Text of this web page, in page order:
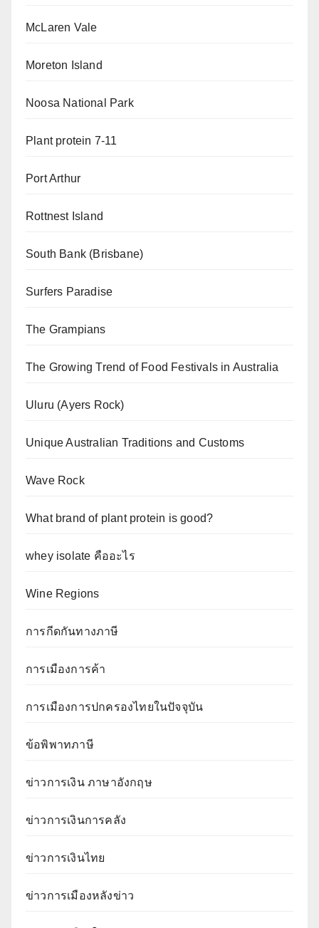
McLaren Vale
Moreton Island
Noosa National Park
Plant protein 7-11
Port Arthur
Rottnest Island
South Bank (Brisbane)
Surfers Paradise
The Grampians
The Growing Trend of Food Festivals in Australia
Uluru (Ayers Rock)
Unique Australian Traditions and Customs
Wave Rock
What brand of plant protein is good?
whey isolate คืออะไร
Wine Regions
การกีดกันทางภาษี
การเมืองการค้า
การเมืองการปกครองไทยในปัจจุบัน
ข้อพิพาทภาษี
ข่าวการเงิน ภาษาอังกฤษ
ข่าวการเงินการคลัง
ข่าวการเงินไทย
ข่าวการเมืองหลังข่าว